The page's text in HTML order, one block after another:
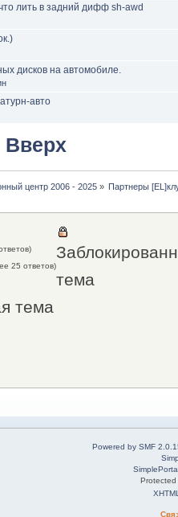
лить в задний дифф sh-awd
дисков на автомобиле.
авто
Вверх
центр 2006 - 2025» Партнеры
25 ответов)
тема
тема
Powered by SMF